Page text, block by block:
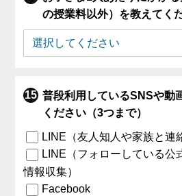
の授業料以外）を教えてく
普段利用しているSNSや動
ください（3つまで）
LINE（友人知人や家族と連
LINE（フォローしている公
情報収集）
Facebook